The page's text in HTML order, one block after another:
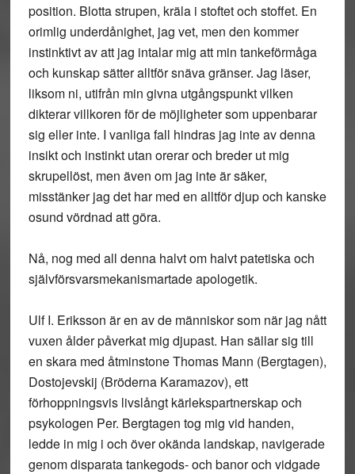
position. Blotta strupen, kräla i stoftet och stoffet. En
orimlig underdånighet, jag vet, men den kommer
instinktivt av att jag intalar mig att min tankeförmåga
och kunskap sätter alltför snäva gränser. Jag läser,
liksom ni, utifrån min givna utgångspunkt vilken
dikterar villkoren för de möjligheter som uppenbarar
sig eller inte. I vanliga fall hindras jag inte av denna
insikt och instinkt utan orerar och breder ut mig
skrupellöst, men även om jag inte är säker,
misstänker jag det har med en alltför djup och kanske
osund vördnad att göra.
Nå, nog med all denna halvt om halvt patetiska och
självförsvarsmekanismartade apologetik.
Ulf I. Eriksson är en av de människor som när jag nått
vuxen ålder påverkat mig djupast. Han sällar sig till
en skara med åtminstone Thomas Mann (Bergtagen),
Dostojevskij (Bröderna Karamazov), ett
förhoppningsvis livslångt kärlekspartnerskap och
psykologen Per. Bergtagen tog mig vid handen,
ledde in mig i och över okända landskap, navigerade
genom disparata tankegods- och banor och vidgade